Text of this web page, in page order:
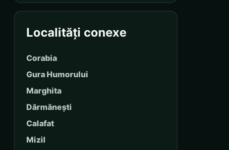
Localități conexe
Corabia
Gura Humorului
Marghita
Dărmănești
Calafat
Mizil